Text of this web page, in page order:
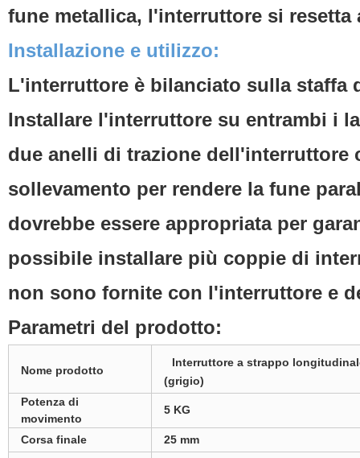
fune metallica, l'interruttore si resetta
Installazione e utilizzo:
L'interruttore è bilanciato sulla staffa
Installare l'interruttore su entrambi i
due anelli di trazione dell'interruttore
sollevamento per rendere la fune
dovrebbe essere appropriata per
possibile installare più coppie di
non sono fornite con l'interruttore e
Parametri del prodotto:
Nome prodotto
Interruttore a strappo
(grigio)
Potenza di
movimento
5 KG
Corsa finale
25 mm